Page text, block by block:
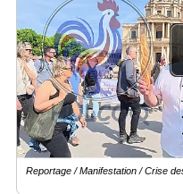
Reportage / Manifestation / Crise